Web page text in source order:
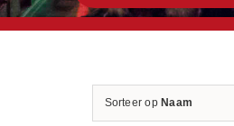
Sorteer opNaam